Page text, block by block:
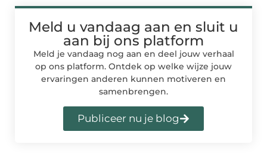
Meld u vandaag aan en sluit u
aan bij ons platform
Meld je vandaag nog aan en deel jouw verhaal
op ons platform. Ontdek op welke wijze jouw
ervaringen anderen kunnen motiveren en
samenbrengen.
Publiceer nu je blog